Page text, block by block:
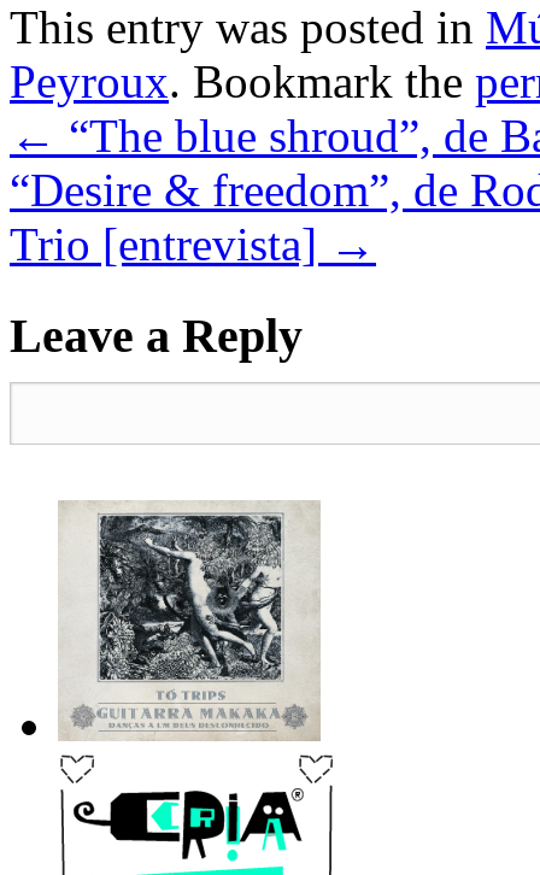
This entry was posted in
Peyroux. Bookmark the
← “The blue shroud”, de
“Desire & freedom”, de
Trio [entrevista] →
Leave a Reply